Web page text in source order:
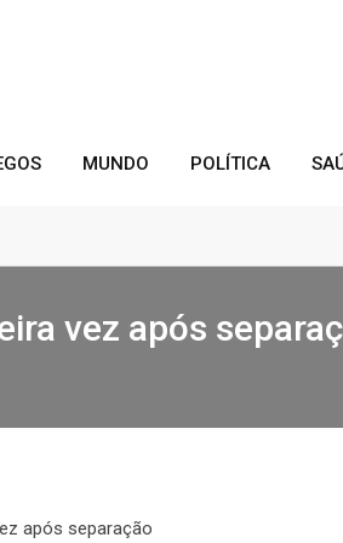
MUNDO POLÍTICA
vez após